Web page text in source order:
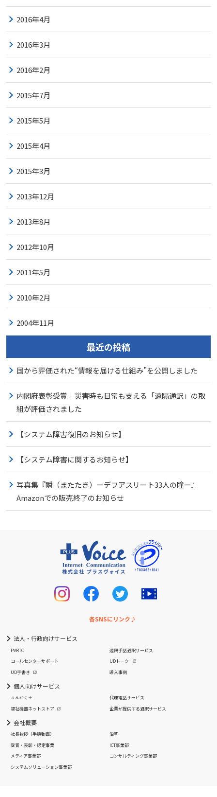
2016年4月
2016年3月
2016年2月
2015年7月
2015年5月
2015年4月
2015年3月
2013年12月
2013年8月
2012年10月
2011年5月
2010年2月
2004年11月
最近の投稿
国から評価された“情報を届ける仕組み”を公開しました
内閣府表彰受賞｜災害時も日常も支える「遠隔通訳」の取
組が評価されました
【システム障害復旧のお知らせ】
【システム障害に関するお知らせ】
写真集『瞬（またたき）ーデフアスリート33人の瞳ー』
Amazonでの販売終了のお知らせ
各SNSにリンク♪
法人・行政向けサービス
PVRTC
遠隔手話通訳サービス
コールセンターサポート
UDトーク
UD手書き
導入事例
個人向けサービス
えんかく＋
代理電話サービス
福祉機器ネットストア
企業が提供する通訳サービス
会社概要
社長挨拶 （手話動画）
沿革
受賞・表彰・認定事業
ICT事業部
メディア事業部
コンサルティング事業部
システムソリューション事業部